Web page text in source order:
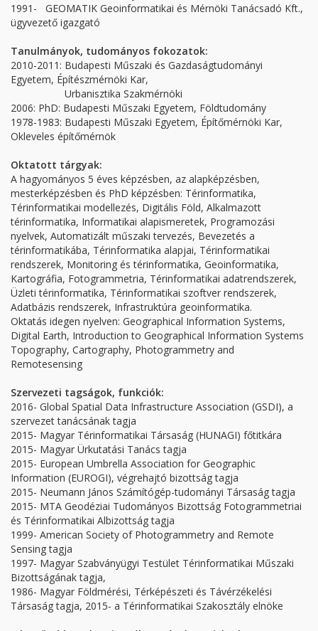
1991- GEOMATIK Geoinformatikai és Mérnöki Tanácsadó Kft.,
ügyvezető igazgató
Tanulmányok, tudományos fokozatok:
2010-2011: Budapesti Műszaki és Gazdaságtudományi
Egyetem, Építészmérnöki Kar,
Urbanisztika Szakmérnöki
2006: PhD: Budapesti Műszaki Egyetem, Földtudomány
1978-1983: Budapesti Műszaki Egyetem, Építőmérnöki Kar,
Okleveles építőmérnök
Oktatott tárgyak:
A hagyományos 5 éves képzésben, az alapképzésben,
mesterképzésben és PhD képzésben: Térinformatika,
Térinformatikai modellezés, Digitális Föld, Alkalmazott
térinformatika, Informatikai alapismeretek, Programozási
nyelvek, Automatizált műszaki tervezés, Bevezetés a
térinformatikába, Térinformatika alapjai, Térinformatikai
rendszerek, Monitoring és térinformatika, Geoinformatika,
Kartográfia, Fotogrammetria, Térinformatikai adatrendszerek,
Üzleti térinformatika, Térinformatikai szoftver rendszerek,
Adatbázis rendszerek, Infrastruktúra geoinformatika.
Oktatás idegen nyelven: Geographical Information Systems,
Digital Earth, Introduction to Geographical Information Systems
Topography, Cartography, Photogrammetry and
Remotesensing
Szervezeti tagságok, funkciók:
2016- Global Spatial Data Infrastructure Association (GSDI), a
szervezet tanácsának tagja
2015- Magyar Térinformatikai Társaság (HUNAGI) főtitkára
2015- Magyar Ürkutatási Tanács tagja
2015- European Umbrella Association for Geographic
Information (EUROGI), végrehajtó bizottság tagja
2015- Neumann János Számítógép-tudományi Társaság tagja
2015- MTA Geodéziai Tudományos Bizottság Fotogrammetriai
és Térinformatikai Albizottság tagja
1999- American Society of Photogrammetry and Remote
Sensing tagja
1997- Magyar Szabványügyi Testület Térinformatikai Műszaki
Bizottságának tagja,
1986- Magyar Földmérési, Térképészeti és Távérzékelési
Társaság tagja, 2015- a Térinformatikai Szakosztály elnöke